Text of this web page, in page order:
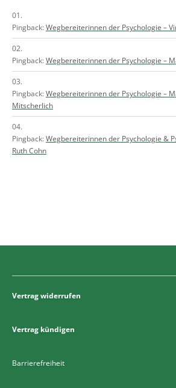
Pingback:Wegbereiterinnen der Psychologie –
Pingback:Wegbereiterinnen der Psychologie –
Pingback:Wegbereiterinnen der Psychologie –
Mitscherlich
Pingback:Wegbereiterinnen der Psychologie &
Ruth Cohn
Vertrag widerrufen
Vertrag kündigen
Barrierefreiheit